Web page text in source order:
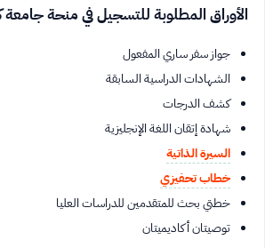
الأوراق المطلوبة للتسجيل في منحة جامعة
جواز سفر ساري المفعول
الشهادات الدراسية السابقة
كشف الدرجات
شهادة إتقان اللغة الإنجليزية
السيرة الذاتية
خطاب تحفيزي
خطتي بحث للمتقدمين للدراسات العليا
توصيتان أكاديميتان